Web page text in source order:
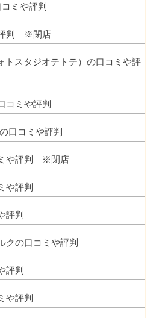
ミや評判
評判 ※閉店
トスタジオテトテ）の口コミや評
コミや評判
口コミや評判
や評判 ※閉店
や評判
評判
クの口コミや評判
評判
や評判